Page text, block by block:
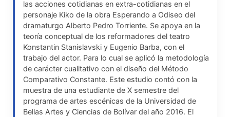
las acciones cotidianas en extra-cotidianas en el
personaje Kiko de la obra Esperando a Odiseo del
dramaturgo Alberto Pedro Torriente. Se apoya en la
teoría conceptual de los reformadores del teatro
Konstantin Stanislavski y Eugenio Barba, con el
trabajo del actor. Para lo cual se aplicó la metodología
de carácter cualitativo con el diseño del Método
Comparativo Constante. Este estudio contó con la
muestra de una estudiante de X semestre del
programa de artes escénicas de la Universidad de
Bellas Artes y Ciencias de Bolívar del año 2016. El